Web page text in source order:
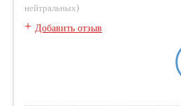
нейтральных)
+ Добавить отзыв